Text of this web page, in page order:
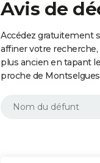
Avis de
Accédez gratuitement
affiner votre recherche,
plus ancien en tapant
proche de